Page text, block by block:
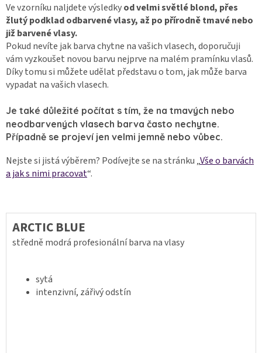
Ve vzorníku naljdete výsledkyod velmi světlé blond, přes
žlutý podklad odbarvené vlasy, až po přírodně tmavé nebo
již barvené vlasy.
Pokud nevíte jak barva chytne na vašich vlasech, doporučuji
vám vyzkoušet novou barvu nejprve na malém pramínku vlasů.
Díky tomu si můžete udělat představu o tom, jak může barva
vypadat na vašich vlasech.
Je také důležité počítat s tím, že na tmavých nebo
neodbarvených vlasech barva často nechytne.
Případně se projeví jen velmi jemně nebo vůbec.
Nejste si jistá výběrem? Podívejte se na stránku „Vše o barvách
a jak s nimi pracovat“.
ARCTIC BLUE
středně modrá profesionální barva na vlasy
sytá
intenzivní, zářivý odstín